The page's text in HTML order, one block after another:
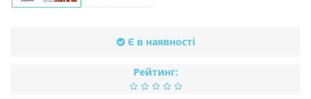
Є в наявності
Рейтинг: